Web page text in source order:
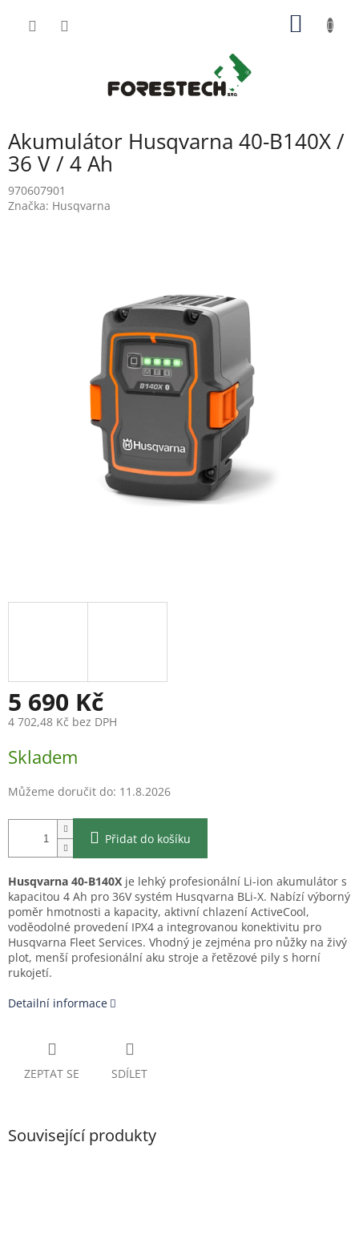
Akumulátor Husqvarna 40-B140X /
36 V / 4 Ah
970607901
Značka: Husqvarna
5 690 Kč
4 702,48 Kč bez DPH
cena:
Skladem
Můžeme doručit do: 11.8.2026
Přidat do košíku
Husqvarna 40-B140X je lehký profesionální Li-ion akumulátor s
kapacitou 4 Ah pro 36V systém Husqvarna BLi-X. Nabízí výborný
poměr hmotnosti a kapacity, aktivní chlazení ActiveCool,
voděodolné provedení IPX4 a integrovanou konektivitu pro
Husqvarna Fleet Services. Vhodný je zejména pro nůžky na živý
plot, menší profesionální aku stroje a řetězové pily s horní
rukojetí.
Detailní informace
ZEPTAT SE SDÍLET
Související produkty